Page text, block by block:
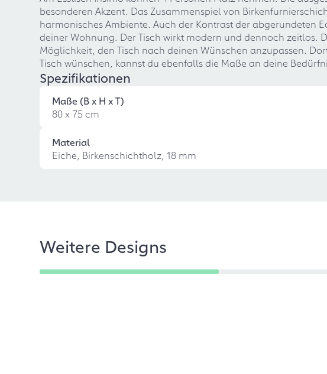
besonderen Akzent. Das Zusammenspiel von
harmonisches Ambiente. Auch der Kontrast der abgerundeten
deiner Wohnung. Der Tisch wirkt modern und dennoch
Möglichkeit, den Tisch nach deinen Wünschen anzupassen.
Tisch wünschen, kannst du ebenfalls die Maße an deine
Spezifikationen
Maße (B x H x T)
80 x 75 cm
Material
Eiche, Birkenschichtholz, 18 mm
Weitere Designs